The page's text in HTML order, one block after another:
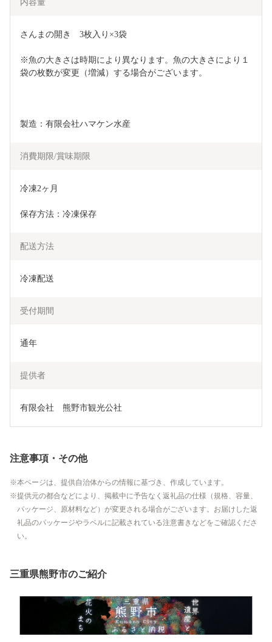
内容量
さんまの開き　3枚入り×3袋
※魚の大きさは時期により異なります。魚の大きさにより１
袋の枚数が変更（増減）する場合がございます。
製造：有限会社ハマケン水産
消費期限/賞味期限
冷凍2ヶ月
保存方法：冷凍保存
配送方法
冷凍配送
受付期間
通年
提供者
有限会社　熊野市観光公社
注意事項・その他
本ページは、提供自治体からの情報に基づき、作成しています。
提供元の都合などにより、掲載中に予告なく返礼品の仕様（規格、容量、
パッケージ、原材料など）が変更される場合がございます。お届けした返
礼品のパッケージやラベルに記載されている注意書きなどをご確認くださ
い。
三重県熊野市のご紹介